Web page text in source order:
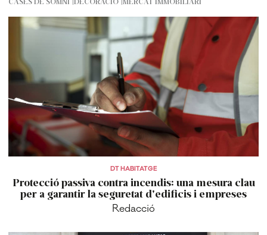
DT HABITATGE
Protecció passiva contra incendis: una mesura clau
per a garantir la seguretat d'edificis i empreses
Redacció